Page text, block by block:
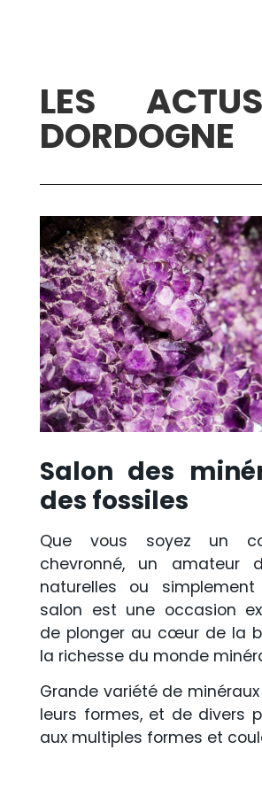
LES
DORDOGNE
Salon des
des fossiles
Que vous soyez un
chevronné, un amateur
naturelles ou
salon est une occasion
de plonger au cœur de la
la richesse du monde
Grande variété de
leurs formes, et de divers
aux multiples formes et